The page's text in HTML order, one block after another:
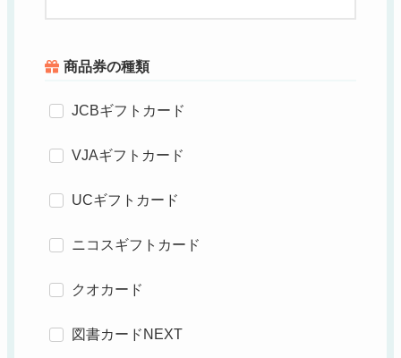
商品券の種類
JCBギフトカード
VJAギフトカード
UCギフトカード
ニコスギフトカード
クオカード
図書カードNEXT